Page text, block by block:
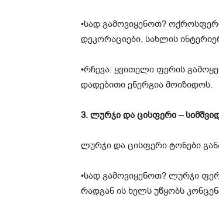
•სად გამოვიყენოთ?
დეკორაციები, სახლის
•რჩევა: ყვითელი ფერის
დადებითი ენერგია მოიზიდოს.
3. ლურჯი და ცისფერი –
ლურჯი და ცისფერი ტონები
•სად გამოვიყენოთ? ლურჯი
რადგან ის ხელს უწყობს